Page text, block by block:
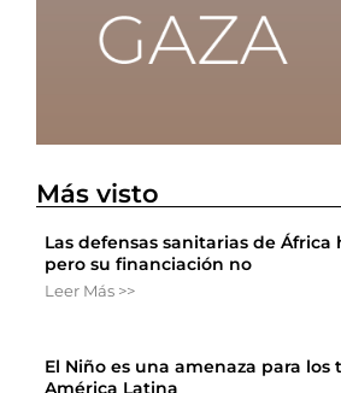
Más visto
Las defensas sanitarias de África
pero su financiación no
Leer Más >>
El Niño es una amenaza para los
América Latina